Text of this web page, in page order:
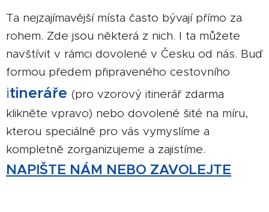
Ta nejzajímavější místa často bývají přímo za
rohem. Zde jsou některá z nich. I ta můžete
navštívit v rámci dovolené v Česku od nás. Buď
formou předem připraveného cestovního
itineráře (pro vzorový itinerář zdarma
klikněte vpravo) nebo dovolené šité na míru,
kterou speciálně pro vás vymyslíme a
kompletně zorganizujeme a zajistíme.
NAPIŠTE NÁM NEBO ZAVOLEJTE